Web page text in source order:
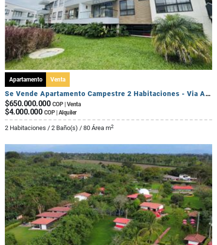
Apartamento Venta
Se Vende Apartamento Campestre 2 Habitaciones - Via Al Caimo
$650.000.000 COP | Venta
$4.000.000 COP | Alquiler
2 Habitaciones / 2 Baño(s) / 80 Área m2